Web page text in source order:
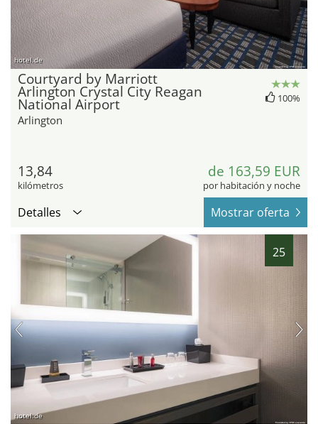
hotel.de
Courtyard by Marriott
Arlington Crystal City Reagan
National Airport
Arlington
100%
13,84
kilómetros
de 163,59 EUR
por habitación y noche
Detalles Mostrar oferta
25
hotel.de